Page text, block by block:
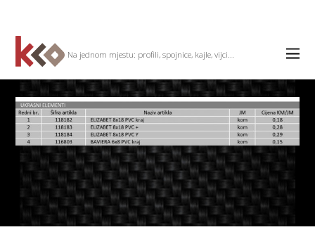
Na jednom mjestu: profili, spojnice, kajle, vijci...